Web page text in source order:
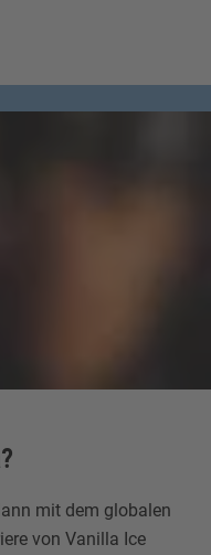
mit dem globalen
von Vanilla Ice